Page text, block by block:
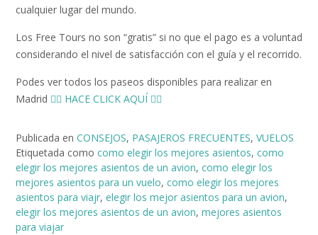
cualquier lugar del mundo.
Los Free Tours no son “gratis” si no que el pago es a voluntad
considerando el nivel de satisfacción con el guía y el recorrido.
Podes ver todos los paseos disponibles para realizar en
Madrid 👉🏻 HACE CLICK AQUÍ 👈🏻
Publicada en CONSEJOS, PASAJEROS FRECUENTES, VUELOS
Etiquetada como como elegir los mejores asientos, como
elegir los mejores asientos de un avion, como elegir los
mejores asientos para un vuelo, como elegir los mejores
asientos para viajr, elegir los mejor asientos para un avion,
elegir los mejores asientos de un avion, mejores asientos
para viajar